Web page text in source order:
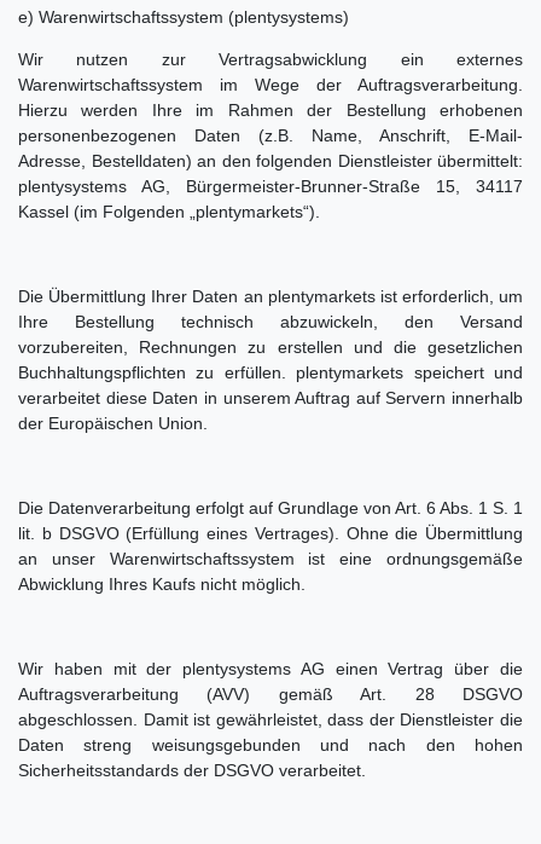
e) Warenwirtschaftssystem (plentysystems)
Wir nutzen zur Vertragsabwicklung ein externes
Warenwirtschaftssystem im Wege der Auftragsverarbeitung.
Hierzu werden Ihre im Rahmen der Bestellung erhobenen
personenbezogenen Daten (z.B. Name, Anschrift, E-Mail-
Adresse, Bestelldaten) an den folgenden Dienstleister übermittelt:
plentysystems AG, Bürgermeister-Brunner-Straße 15, 34117
Kassel (im Folgenden „plentymarkets“).
Die Übermittlung Ihrer Daten an plentymarkets ist erforderlich, um
Ihre Bestellung technisch abzuwickeln, den Versand
vorzubereiten, Rechnungen zu erstellen und die gesetzlichen
Buchhaltungspflichten zu erfüllen. plentymarkets speichert und
verarbeitet diese Daten in unserem Auftrag auf Servern innerhalb
der Europäischen Union.
Die Datenverarbeitung erfolgt auf Grundlage von Art. 6 Abs. 1 S. 1
lit. b DSGVO (Erfüllung eines Vertrages). Ohne die Übermittlung
an unser Warenwirtschaftssystem ist eine ordnungsgemäße
Abwicklung Ihres Kaufs nicht möglich.
Wir haben mit der plentysystems AG einen Vertrag über die
Auftragsverarbeitung (AVV) gemäß Art. 28 DSGVO
abgeschlossen. Damit ist gewährleistet, dass der Dienstleister die
Daten streng weisungsgebunden und nach den hohen
Sicherheitsstandards der DSGVO verarbeitet.